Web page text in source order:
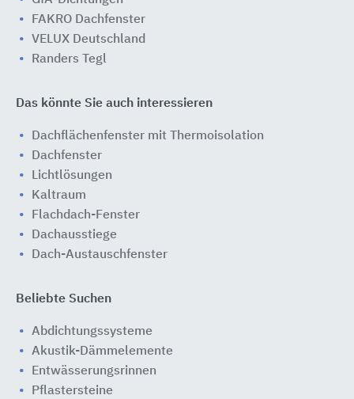
FAKRO Dachfenster
VELUX Deutschland
Randers Tegl
Das könnte Sie auch interessieren
Dachflächenfenster mit Thermoisolation
Dachfenster
Lichtlösungen
Kaltraum
Flachdach-Fenster
Dachausstiege
Dach-Austauschfenster
Beliebte Suchen
Abdichtungssysteme
Akustik-Dämmelemente
Entwässerungsrinnen
Pflastersteine